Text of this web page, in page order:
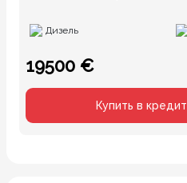
Дизель
19500 €
Купить в кредит